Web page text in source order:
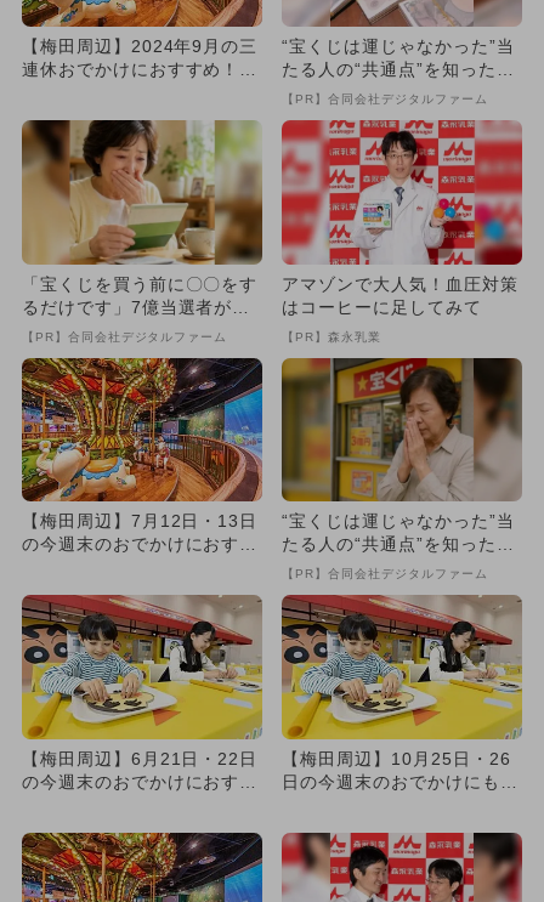
【梅田周辺】2024年9月の三
連休おでかけにおすすめ！人
“宝くじは運じゃなかった”当
たる人の“共通点”を知っただ
け
【PR】合同会社デジタルファーム
「宝くじを買う前に〇〇をす
るだけです」7億当選者が続
出
【PR】合同会社デジタルファーム
アマゾンで大人気！血圧対策
はコーヒーに足してみて
【PR】森永乳業
【梅田周辺】7月12日・13日
の今週末のおでかけにおすす
“宝くじは運じゃなかった”当
たる人の“共通点”を知っただ
け
【PR】合同会社デジタルファーム
【梅田周辺】6月21日・22日
の今週末のおでかけにおすす
【梅田周辺】10月25日・26
日の今週末のおでかけにもお